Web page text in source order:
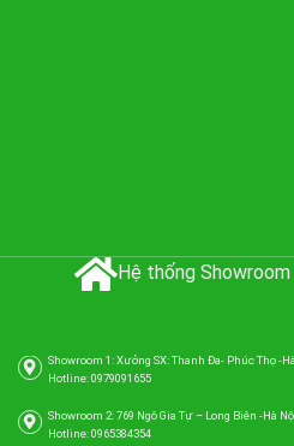
Hệ thống
Showroom 1: Xưởng SX: Thanh Đa- Phúc Thọ -
Hotline: 0979091655
Showroom 2: 769 Ngô Gia Tự – Long Biên -Hà
Hotline: 0965384354